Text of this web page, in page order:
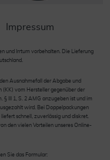
Impressum
und Irrtum vorbehalten. Die Lieferung
Ausnahmefall der Abgabe und
(KK) vom Hersteller gegenüber der
§ III 1, S. 2 AMG anzugeben ist und im
wird. Bei Doppelpackungen
schnell, zuverlässig und diskret.
den vielen Vorteilen unseres Online-
Sie das Formular: